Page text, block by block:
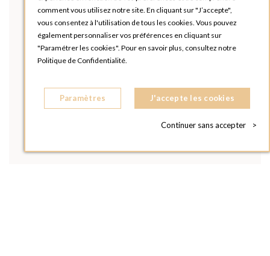
comment vous utilisez notre site. En cliquant sur "J’accepte",
vous consentez à l'utilisation de tous les cookies. Vous pouvez
également personnaliser vos préférences en cliquant sur
"Paramétrer les cookies". Pour en savoir plus, consultez notre
Politique de Confidentialité.
Paramètres J'accepte les cookies
Continuer sans accepter >